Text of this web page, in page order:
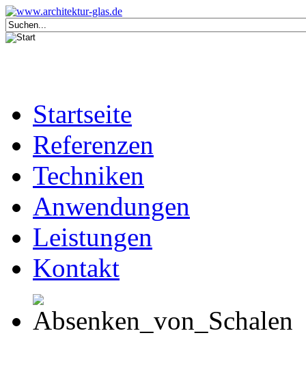
Startseite
Referenzen
Techniken
Anwendungen
Leistungen
Kontakt